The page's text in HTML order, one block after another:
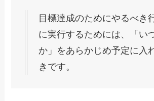
目標達成のためにやるべき
に実行するためには、「い
か」をあらかじめ予定に入
きです。